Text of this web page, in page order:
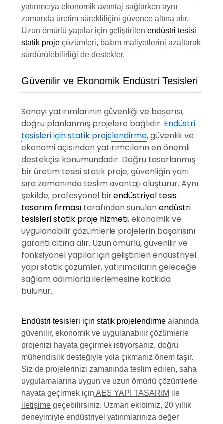
yatırımcıya ekonomik avantaj sağlarken aynı
zamanda üretim sürekliliğini güvence altına alır.
Uzun ömürlü yapılar için geliştirilen endüstri tesisi
statik projeçözümleri, bakım maliyetlerini azaltarak
sürdürülebilirliği de destekler.
Güvenilir ve Ekonomik Endüstri Tesisleri
Sanayi yatırımlarının güvenliği ve başarısı,
doğru planlanmış projelere bağlıdır. Endüstri
tesisleri için statik projelendirme, güvenlik ve
ekonomi açısından yatırımcıların en önemli
destekçisi konumundadır. Doğru tasarlanmış
bir üretim tesisi statik proje, güvenliğin yanı
sıra zamanında teslim avantajı oluşturur. Aynı
şekilde, profesyonel birendüstriyel tesis
tasarım firmasıtarafından sunulanendüstri
tesisleri statik proje hizmeti, ekonomik ve
uygulanabilir çözümlerle projelerin başarısını
garanti altına alır. Uzun ömürlü, güvenilir ve
fonksiyonel yapılar için geliştirilen endüstriyel
yapı statik çözümler, yatırımcıların geleceğe
sağlam adımlarla ilerlemesine katkıda
bulunur.
Endüstri tesisleri için statik projelendirmealanında
güvenilir, ekonomik ve uygulanabilir çözümlerle
projenizi hayata geçirmek istiyorsanız, doğru
mühendislik desteğiyle yola çıkmanız önem taşır.
Siz de projelerinizi zamanında teslim edilen, saha
uygulamalarına uygun ve uzun ömürlü çözümlerle
hayata geçirmek için AES YAPI TASARIM ile
iletişimegeçebilirsiniz. Uzman ekibimiz, 20 yıllık
deneyimiyle endüstriyel yatırımlarınıza değer